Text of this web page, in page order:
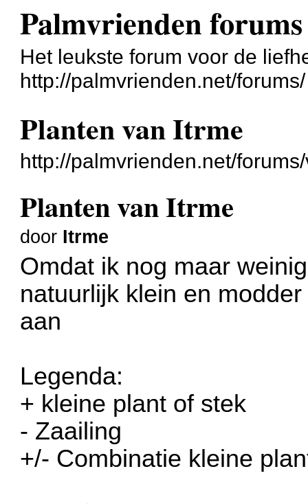
Palmvrienden forums
Het leukste forum voor de
http://palmvrienden.net/forums/
Planten van Itrme
http://palmvrienden.net/
Planten van Itrme
door Itrme
Omdat ik nog maar
natuurlijk klein en
aan
Legenda:
+ kleine plant of stek
- Zaailing
+/- Combinatie kleine